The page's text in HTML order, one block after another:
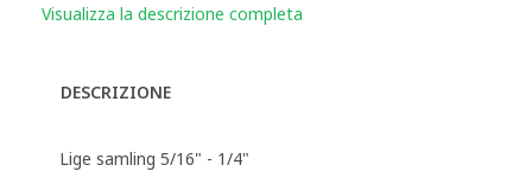
Visualizza la descrizione completa
DESCRIZIONE
Lige samling 5/16" - 1/4"